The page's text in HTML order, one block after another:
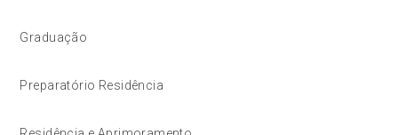
Graduação
Preparatório Residência